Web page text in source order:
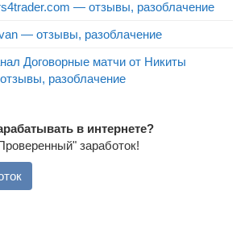
— отзывы, разоблачение
— отзывы, разоблачение
Договорные матчи от Никиты
разоблачение
в интернете?
заработок!